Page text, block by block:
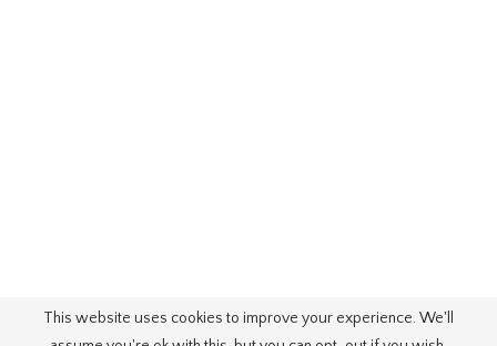
This website uses cookies to improve your experience. We'll